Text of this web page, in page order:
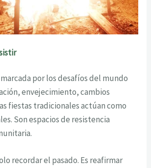
por los desafíos del mundo
envejecimiento, cambios
fiestas tradicionales actúan como
Son espacios de resistencia
recordar el pasado. Es reafirmar